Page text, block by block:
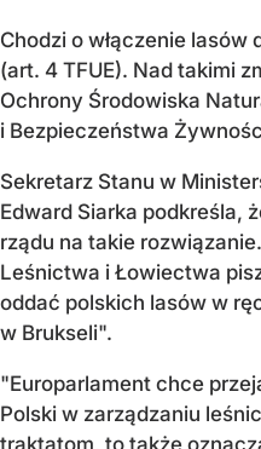
Chodzi o włączenie
(art. 4 TFUE). Nad takimi
Ochrony Środowiska
i Bezpieczeństwa
Sekretarz Stanu w
Edward Siarka podkreśla,
rządu na takie
Leśnictwa i Łowiectwa
oddać polskich lasów w
w Brukseli".
"Europarlament chce
Polski w zarządzaniu
traktatom, to także